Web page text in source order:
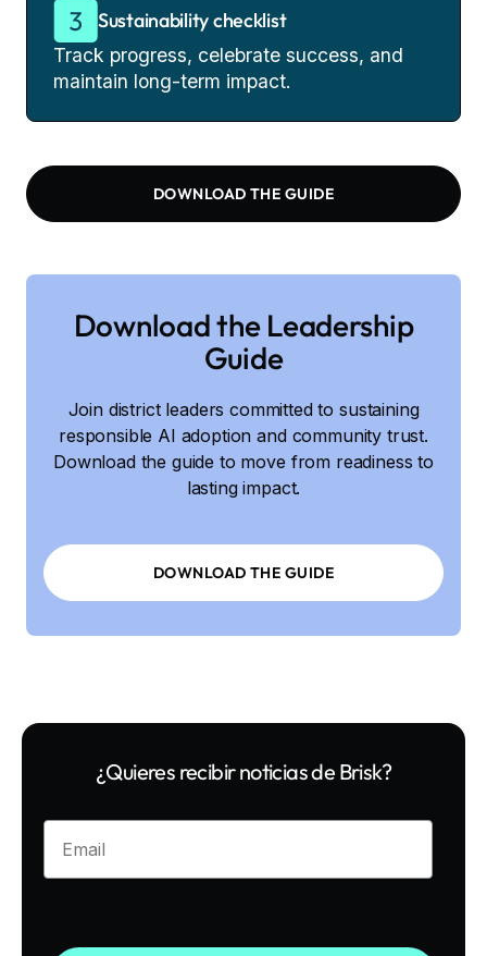
Sustainability checklist
Track progress, celebrate success, and
maintain long-term impact.
DOWNLOAD THE GUIDE
Download the Leadership
Guide
Join district leaders committed to sustaining
responsible AI adoption and community trust.
Download the guide to move from readiness to
lasting impact.
DOWNLOAD THE GUIDE
¿Quieres recibir noticias de Brisk?
Enter your email